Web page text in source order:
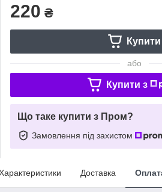
220 ₴
Купити
або
Купити з
Що таке купити з Пром?
Замовлення під захистом
Доставка